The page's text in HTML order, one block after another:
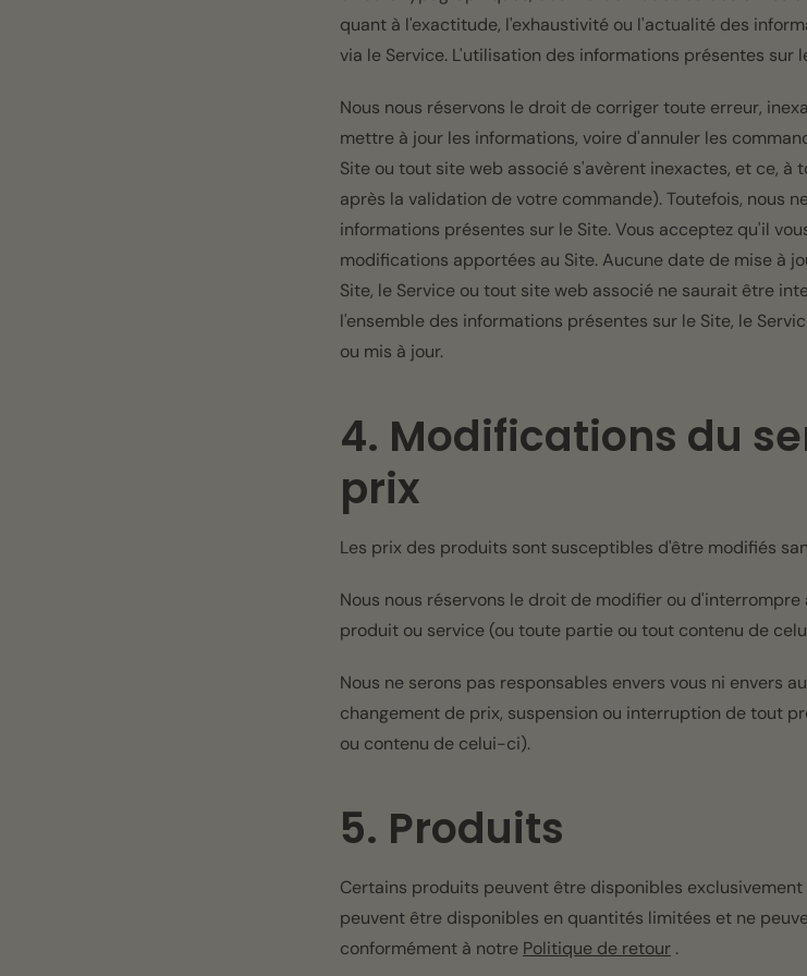
quant à l'exactitude, l'exhaustivité ou l'actualité des
via le Service. L'utilisation des informations présentes sur
Nous nous réservons le droit de corriger toute erreur,
mettre à jour les informations, voire d'annuler les
Site ou tout site web associé s'avèrent inexactes, et ce,
après la validation de votre commande). Toutefois, nous
informations présentes sur le Site. Vous acceptez qu'il
modifications apportées au Site. Aucune date de mise à
Site, le Service ou tout site web associé ne saurait être
l'ensemble des informations présentes sur le Site, le
ou mis à jour.
4. Modifications du
prix
Les prix des produits sont susceptibles d'être modifiés
Nous nous réservons le droit de modifier ou
produit ou service (ou toute partie ou tout contenu de
Nous ne serons pas responsables envers vous ni envers
changement de prix, suspension ou interruption de tout
ou contenu de celui-ci).
5. Produits
Certains produits peuvent être disponibles exclusivement
peuvent être disponibles en quantités limitées et ne
conformément à notre Politique de retour .